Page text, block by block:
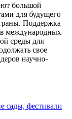
большой
для будущего
Поддержка
в международных
среды для
свое
научно-